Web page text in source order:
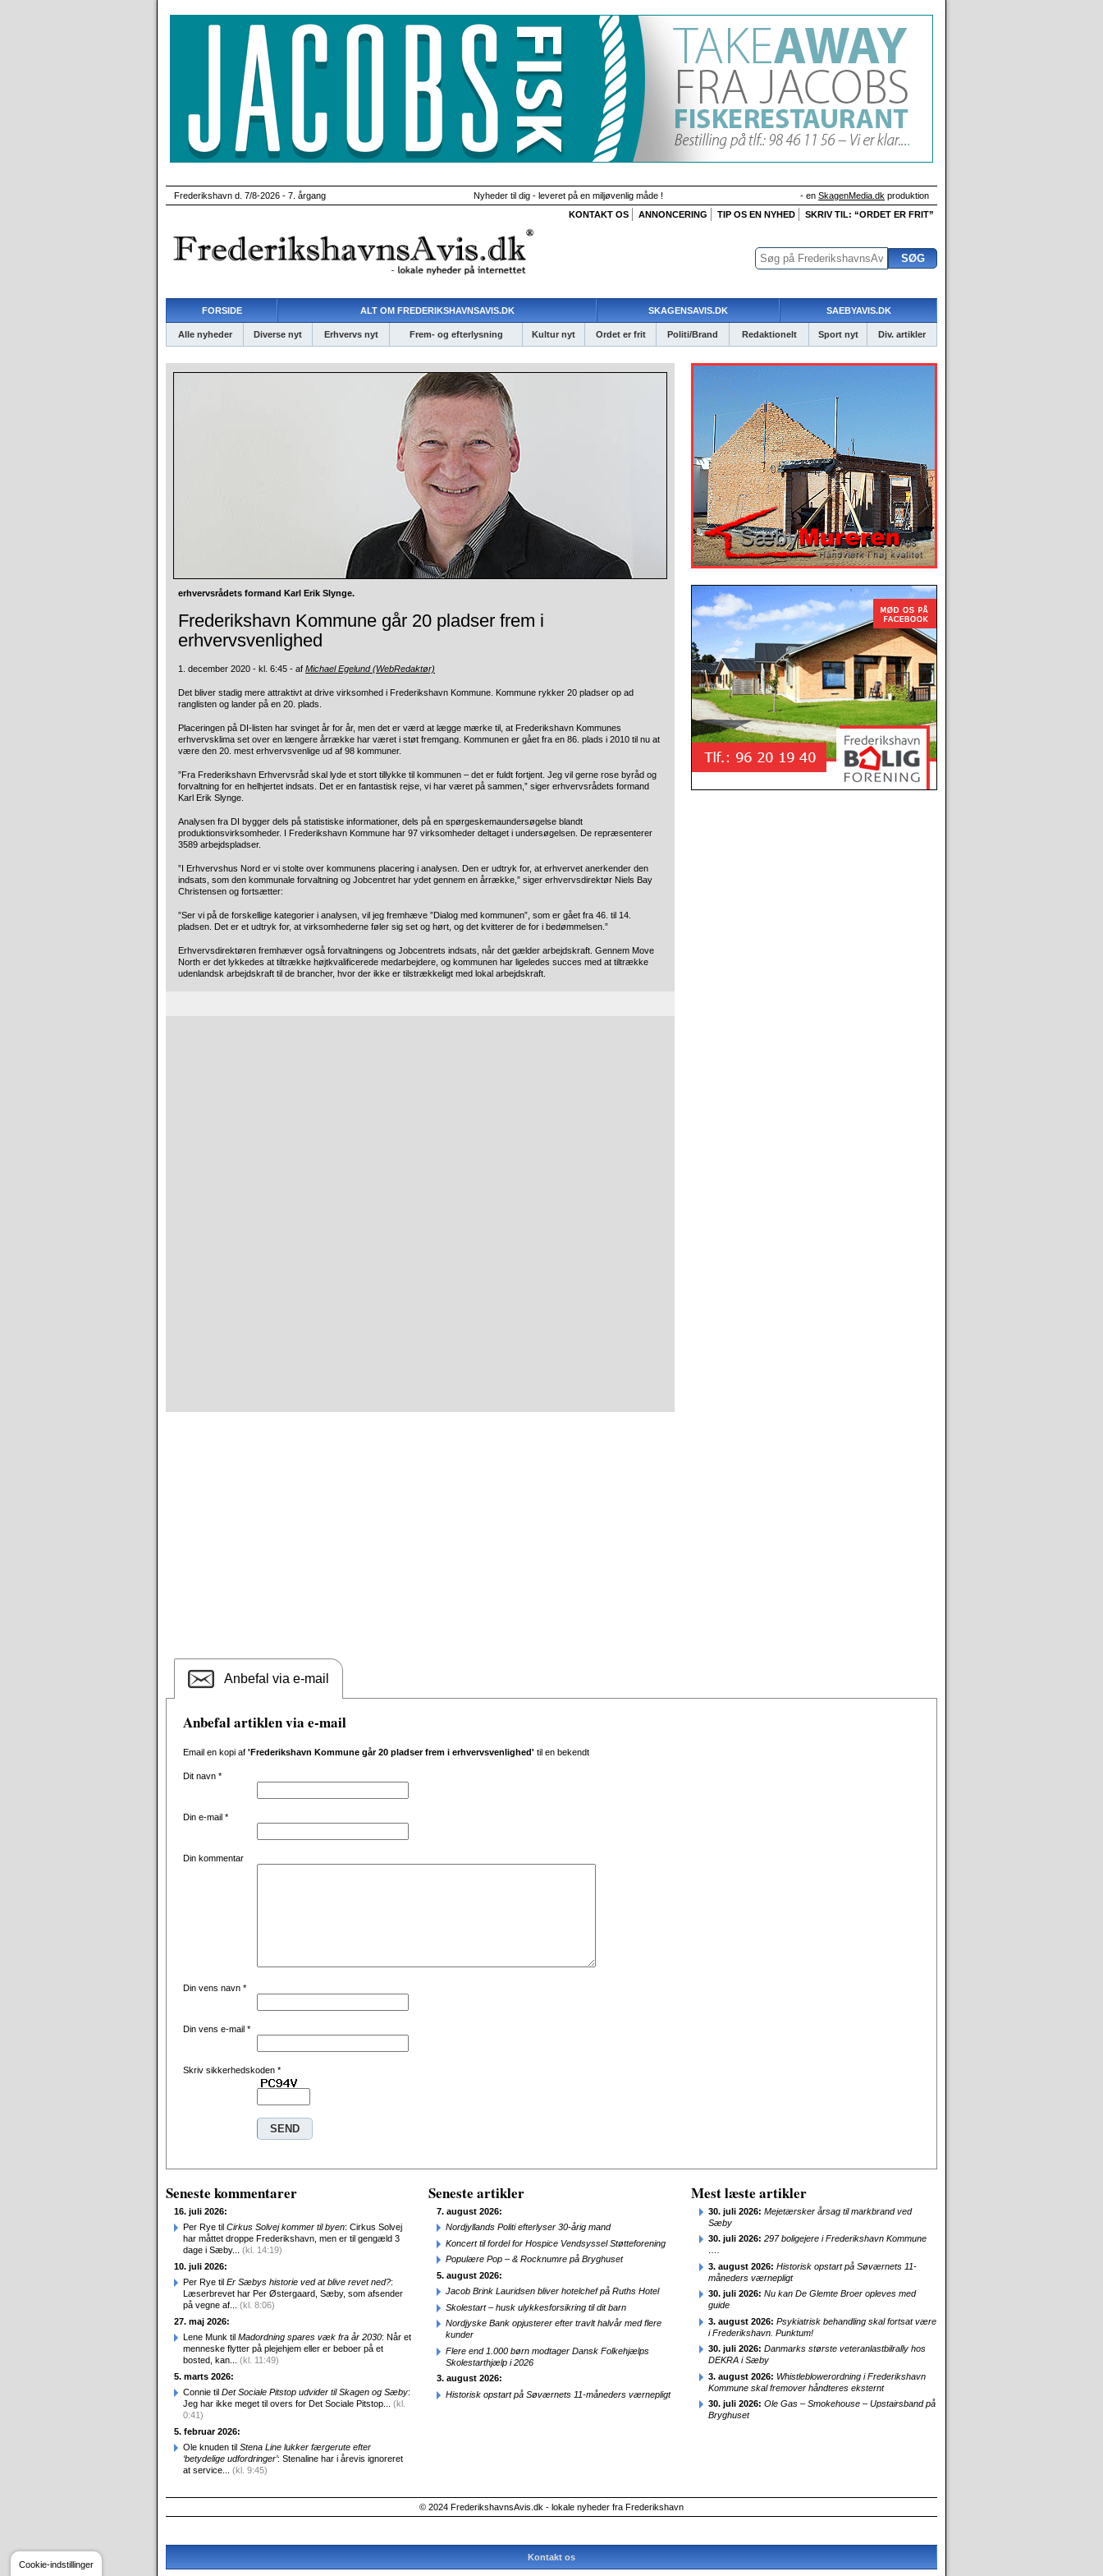
Frederikshavn d. 7/8-2026 - 7. årgang Nyheder til dig - leveret på en miljøvenlig måde ! - en SkagenMedia.dk produktion
KONTAKT OS
ANNONCERING TIP OS EN NYHED SKRIV TIL: “ORDET ER FRIT”
FORSIDE ALT OM FREDERIKSHAVNSAVIS.DK SKAGENSAVIS.DK SAEBYAVIS.DK
Alle nyheder Diverse nyt Erhvervs nyt Frem- og efterlysning Kultur nyt Ordet er frit Politi/Brand Redaktionelt Sport nyt Div. artikler
erhvervsrådets formand Karl Erik Slynge.
Frederikshavn Kommune går 20 pladser frem i
erhvervsvenlighed
1. december 2020 - kl. 6:45 - af Michael Egelund (WebRedaktør)
Det bliver stadig mere attraktivt at drive virksomhed i Frederikshavn Kommune. Kommune rykker 20 pladser op ad
ranglisten og lander på en 20. plads.
Placeringen på DI-listen har svinget år for år, men det er værd at lægge mærke til, at Frederikshavn Kommunes
erhvervsklima set over en længere årrække har været i støt fremgang. Kommunen er gået fra en 86. plads i 2010 til nu at
være den 20. mest erhvervsvenlige ud af 98 kommuner.
”Fra Frederikshavn Erhvervsråd skal lyde et stort tillykke til kommunen – det er fuldt fortjent. Jeg vil gerne rose byråd og
forvaltning for en helhjertet indsats. Det er en fantastisk rejse, vi har været på sammen,” siger erhvervsrådets formand
Karl Erik Slynge.
Analysen fra DI bygger dels på statistiske informationer, dels på en spørgeskemaundersøgelse blandt
produktionsvirksomheder. I Frederikshavn Kommune har 97 virksomheder deltaget i undersøgelsen. De repræsenterer
3589 arbejdspladser.
”I Erhvervshus Nord er vi stolte over kommunens placering i analysen. Den er udtryk for, at erhvervet anerkender den
indsats, som den kommunale forvaltning og Jobcentret har ydet gennem en årrække,” siger erhvervsdirektør Niels Bay
Christensen og fortsætter:
”Ser vi på de forskellige kategorier i analysen, vil jeg fremhæve ”Dialog med kommunen”, som er gået fra 46. til 14.
pladsen. Det er et udtryk for, at virksomhederne føler sig set og hørt, og det kvitterer de for i bedømmelsen.”
Erhvervsdirektøren fremhæver også forvaltningens og Jobcentrets indsats, når det gælder arbejdskraft. Gennem Move
North er det lykkedes at tiltrække højtkvalificerede medarbejdere, og kommunen har ligeledes succes med at tiltrække
udenlandsk arbejdskraft til de brancher, hvor der ikke er tilstrækkeligt med lokal arbejdskraft.
Anbefal via e-mail
Anbefal artiklen via e-mail
Email en kopi af 'Frederikshavn Kommune går 20 pladser frem i erhvervsvenlighed' til en bekendt
Dit navn *
Din e-mail *
Din kommentar
Din vens navn *
Din vens e-mail *
Skriv sikkerhedskoden *
Seneste kommentarer
16. juli 2026:
Per Rye til Cirkus Solvej kommer til byen: Cirkus Solvej
har måttet droppe Frederikshavn, men er til gengæld 3
dage i Sæby... (kl. 14:19)
10. juli 2026:
Per Rye til Er Sæbys historie ved at blive revet ned?:
Læserbrevet har Per Østergaard, Sæby, som afsender
på vegne af... (kl. 8:06)
27. maj 2026:
Lene Munk til Madordning spares væk fra år 2030: Når et
menneske flytter på plejehjem eller er beboer på et
bosted, kan... (kl. 11:49)
5. marts 2026:
Connie til Det Sociale Pitstop udvider til Skagen og Sæby:
Jeg har ikke meget til overs for Det Sociale Pitstop... (kl.
0:41)
5. februar 2026:
Ole knuden til Stena Line lukker færgerute efter
‘betydelige udfordringer’: Stenaline har i årevis ignoreret
at service... (kl. 9:45)
Seneste artikler
7. august 2026:
Nordjyllands Politi efterlyser 30-årig mand
Koncert til fordel for Hospice Vendsyssel Støtteforening
Populære Pop – & Rocknumre på Bryghuset
5. august 2026:
Jacob Brink Lauridsen bliver hotelchef på Ruths Hotel
Skolestart – husk ulykkesforsikring til dit barn
Nordjyske Bank opjusterer efter travlt halvår med flere
kunder
Flere end 1.000 børn modtager Dansk Folkehjælps
Skolestarthjælp i 2026
3. august 2026:
Historisk opstart på Søværnets 11-måneders værnepligt
Mest læste artikler
30. juli 2026: Mejetærsker årsag til markbrand ved
Sæby
30. juli 2026: 297 boligejere i Frederikshavn Kommune
….
3. august 2026: Historisk opstart på Søværnets 11-
måneders værnepligt
30. juli 2026: Nu kan De Glemte Broer opleves med
guide
3. august 2026: Psykiatrisk behandling skal fortsat være
i Frederikshavn. Punktum!
30. juli 2026: Danmarks største veteranlastbilrally hos
DEKRA i Sæby
3. august 2026: Whistleblowerordning i Frederikshavn
Kommune skal fremover håndteres eksternt
30. juli 2026: Ole Gas – Smokehouse – Upstairsband på
Bryghuset
© 2024 FrederikshavnsAvis.dk - lokale nyheder fra Frederikshavn
Kontakt os
Cookie-indstillinger